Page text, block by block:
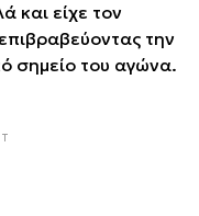
και είχε τον
την
σημείο του αγώνα.